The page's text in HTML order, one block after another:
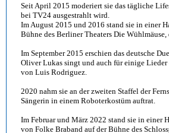
Seit April 2015 moderiert sie das tägliche
bei TV24 ausgestrahlt wird.
Im August 2015 und 2016 stand sie in einer
Bühne des Berliner Theaters Die
Im September 2015 erschien das deutsche
Oliver Lukas singt und auch für einige
von Luis Rodriguez.
2020 nahm sie an der zweiten Staffel der
Sängerin in einem Roboterkostüm auftrat.
Im Februar und März 2022 stand sie in einer
von Folke Braband auf der Bühne des